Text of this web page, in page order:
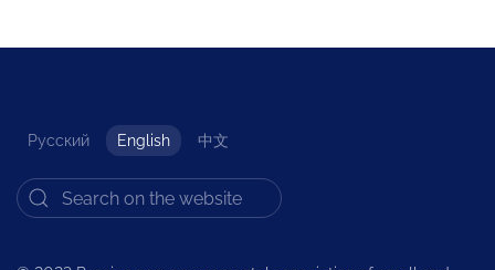
Русский English 中文